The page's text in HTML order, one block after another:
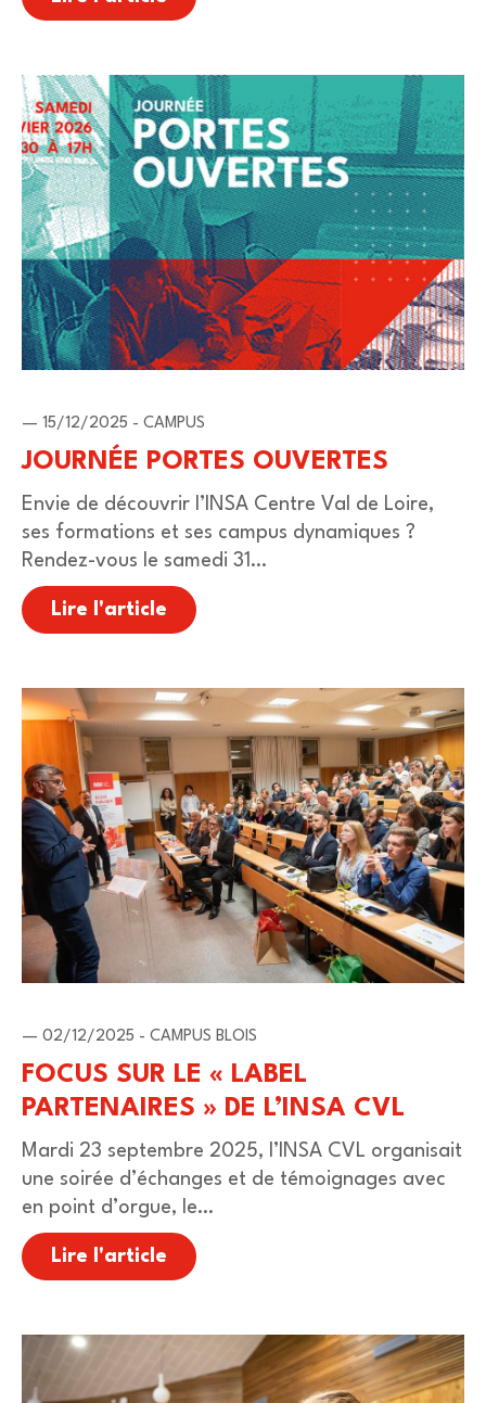
— 15/12/2025 - CAMPUS
JOURNÉE PORTES OUVERTES
Envie de découvrir l’INSA Centre Val de Loire,
ses formations et ses campus dynamiques ?
Rendez-vous le samedi 31…
Lire l'article
— 02/12/2025 - CAMPUS BLOIS
FOCUS SUR LE « LABEL
PARTENAIRES » DE L’INSA CVL
Mardi 23 septembre 2025, l’INSA CVL organisait
une soirée d’échanges et de témoignages avec
en point d’orgue, le…
Lire l'article